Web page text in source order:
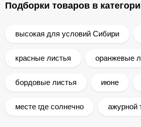
Подборки товаров в
высокая для условий Сибири
красные листья оранжевые
бордовые листья июне
месте где солнечно ажурной